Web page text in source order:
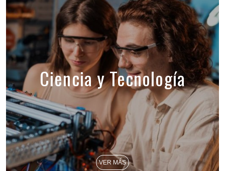
Ciencia y Tecnología
VER MÁS